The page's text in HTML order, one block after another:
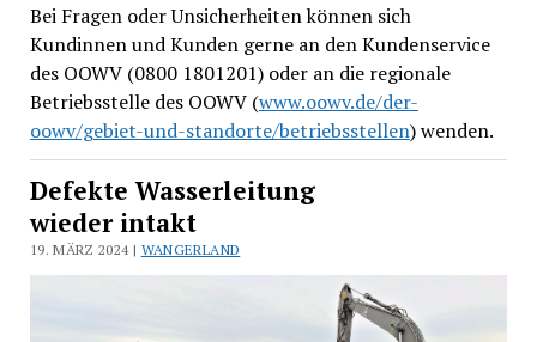
Bei Fragen oder Unsicherheiten können sich
Kundinnen und Kunden gerne an den Kundenservice
des OOWV (0800 1801201) oder an die regionale
Betriebsstelle des OOWV (www.oowv.de/der-
oowv/gebiet-und-standorte/betriebsstellen) wenden.
Defekte Wasserleitung
wieder intakt
19. MÄRZ 2024 | WANGERLAND